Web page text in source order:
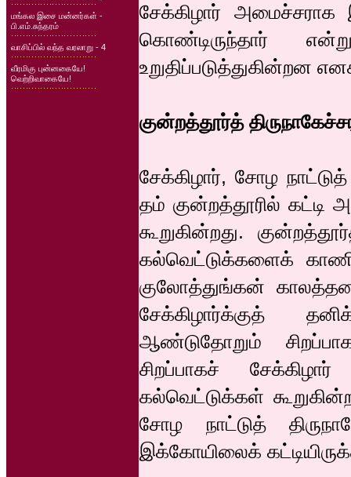
மங்கல இசை மன்னர்கள் -
பி.எம்.சுந்தரம்
வாசிப்பில் வந்த வரலாறு - 4
வீரமிகு புன்னகையே!
வெற்றிவாகையே!
சேக்கிழார் அமைச்சராக
கொண்டிருந்தார்
உறுதிப்படுத்துகின்றன
குன்றத்தூர்த்
சேக்கிழார், சோழ
தம் குன்றத்தூரில் கட்டி
கூறுகின்றது.
கல்வெட்டுக்களைக்
குலோத்துங்கன்
சேக்கிழார்க்குத்
ஆண்டுதோறும்
சிறப்பாகச்
கல்வெட்டுக்கள்
சோழ நாட்டுத்
இக்கோயிலைக்